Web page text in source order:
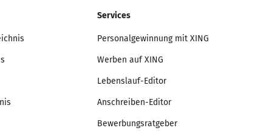
Services
Personalgewinnung mit XING
Werben auf XING
Lebenslauf-Editor
Anschreiben-Editor
Bewerbungsratgeber